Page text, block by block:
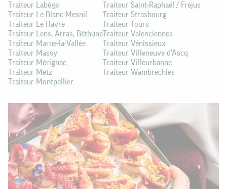
Traiteur Labège
Traiteur Le Blanc-Mesnil
Traiteur Le Havre
Traiteur Lens, Arras, Béthune
Traiteur Marne-la-Vallée
Traiteur Massy
Traiteur Mérignac
Traiteur Metz
Traiteur Montpellier
Traiteur Saint-Raphaël / Fréjus
Traiteur Strasbourg
Traiteur Tours
Traiteur Valenciennes
Traiteur Vénissieux
Traiteur Villeneuve d'Ascq
Traiteur Villeurbanne
Traiteur Wambrechies